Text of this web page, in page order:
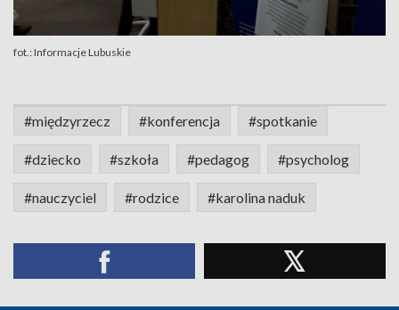
fot.: Informacje Lubuskie
#międzyrzecz #konferencja #spotkanie
#dziecko #szkoła #pedagog #psycholog
#nauczyciel #rodzice #karolina naduk